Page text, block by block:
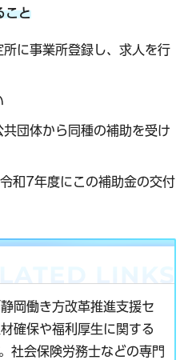
こと
に事業所登録し、求人を行
共団体から同種の補助を受け
和7年度にこの補助金の交付
岡働き方改革推進支援セ
確保や福利厚生に関する
社会保険労務士などの専門